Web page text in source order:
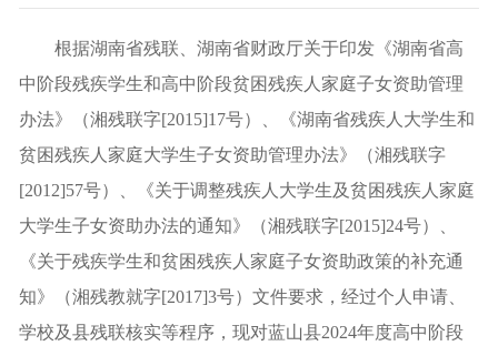
根据湖南省残联、湖南省财政厅关于印发《湖南省高
中阶段残疾学生和高中阶段贫困残疾人家庭子女资助管理
办法》（湘残联字[2015]17号）、《湖南省残疾人大学生和
贫困残疾人家庭大学生子女资助管理办法》（湘残联字
[2012]57号）、《关于调整残疾人大学生及贫困残疾人家庭
大学生子女资助办法的通知》（湘残联字[2015]24号）、
《关于残疾学生和贫困残疾人家庭子女资助政策的补充通
知》（湘残教就字[2017]3号）文件要求，经过个人申请、
学校及县残联核实等程序，现对蓝山县2024年度高中阶段